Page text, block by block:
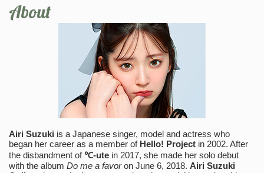
About
Airi Suzuki is a Japanese singer, model and actress who
began her career as a member of Hello! Project in 2002. After
the disbandment of℃-ute in 2017, she made her solo debut
with the album Do me a favoron June 6, 2018. Airi Suzuki